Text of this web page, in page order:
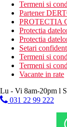
Cina tip
Gustare
Gustare
Patiserie
Bauturi
Categoria
5 stele
Termeni si
Partener
PROTECTIA
Protectia
Protectia
Setari
Termeni si
Termeni si
Vacante in rate
Lu - Vi 8am-20pm l
031 22 99 222